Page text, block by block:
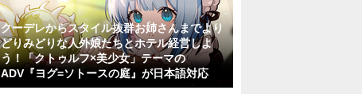
クーデレからスタイル抜群お姉さんまでより
どりみどりな人外娘たちとホテル経営しよ
う！「クトゥルフ×美少女」テーマの
ADV『ヨグ=ソトースの庭』が日本語対応